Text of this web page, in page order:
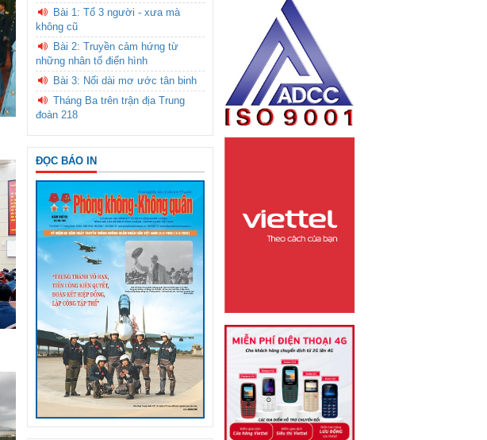
Bài 1: Tổ 3 người - xưa mà
không cũ
Bài 2: Truyền cảm hứng từ
những nhân tố điển hình
Bài 3: Nối dài mơ ước tân binh
Tháng Ba trên trận địa Trung
đoàn 218
ĐỌC BÁO IN